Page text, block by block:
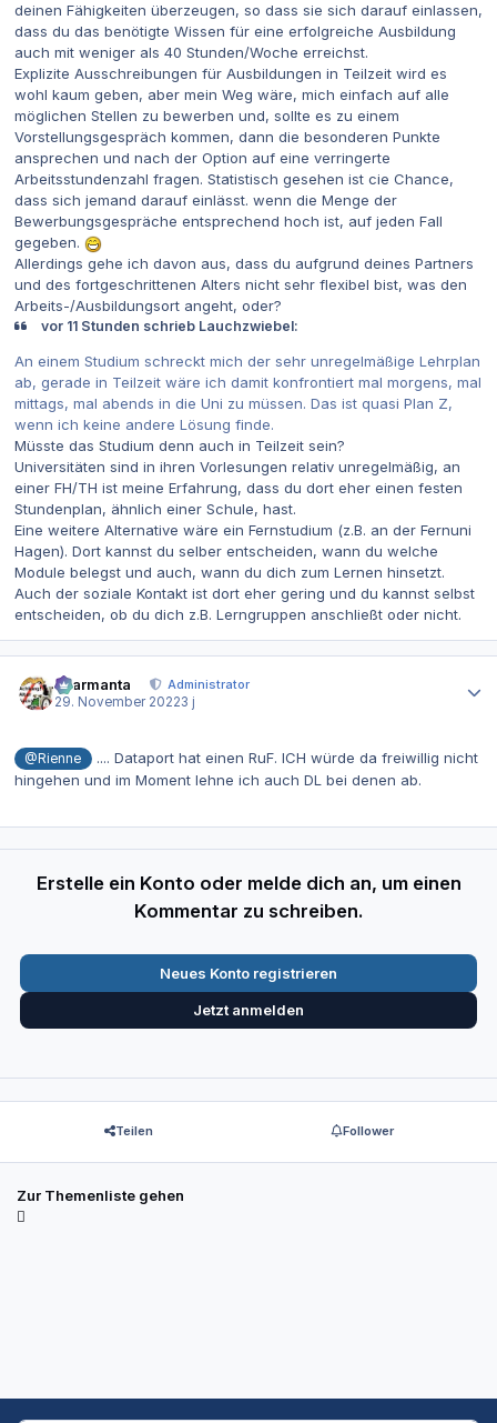
deinen Fähigkeiten überzeugen, so dass sie sich darauf einlassen,
dass du das benötigte Wissen für eine erfolgreiche Ausbildung
auch mit weniger als 40 Stunden/Woche erreichst.
Explizite Ausschreibungen für Ausbildungen in Teilzeit wird es
wohl kaum geben, aber mein Weg wäre, mich einfach auf alle
möglichen Stellen zu bewerben und, sollte es zu einem
Vorstellungsgespräch kommen, dann die besonderen Punkte
ansprechen und nach der Option auf eine verringerte
Arbeitsstundenzahl fragen. Statistisch gesehen ist cie Chance,
dass sich jemand darauf einlässt. wenn die Menge der
Bewerbungsgespräche entsprechend hoch ist, auf jeden Fall
gegeben.
Allerdings gehe ich davon aus, dass du aufgrund deines Partners
und des fortgeschrittenen Alters nicht sehr flexibel bist, was den
Arbeits-/Ausbildungsort angeht, oder?
vor 11 Stunden schrieb Lauchzwiebel:
An einem Studium schreckt mich der sehr unregelmäßige Lehrplan
ab, gerade in Teilzeit wäre ich damit konfrontiert mal morgens, mal
mittags, mal abends in die Uni zu müssen. Das ist quasi Plan Z,
wenn ich keine andere Lösung finde.
Müsste das Studium denn auch in Teilzeit sein?
Universitäten sind in ihren Vorlesungen relativ unregelmäßig, an
einer FH/TH ist meine Erfahrung, dass du dort eher einen festen
Stundenplan, ähnlich einer Schule, hast.
Eine weitere Alternative wäre ein Fernstudium (z.B. an der Fernuni
Hagen). Dort kannst du selber entscheiden, wann du welche
Module belegst und auch, wann du dich zum Lernen hinsetzt.
Auch der soziale Kontakt ist dort eher gering und du kannst selbst
entscheiden, ob du dich z.B. Lerngruppen anschließt oder nicht.
charmanta
Administrator
29. November 20223 j
@Rienne
.... Dataport hat einen RuF. ICH würde da freiwillig nicht
hingehen und im Moment lehne ich auch DL bei denen ab.
Erstelle ein Konto oder melde dich an, um einen
Kommentar zu schreiben.
Neues Konto registrieren
Jetzt anmelden
Teilen Follower
Zur Themenliste gehen